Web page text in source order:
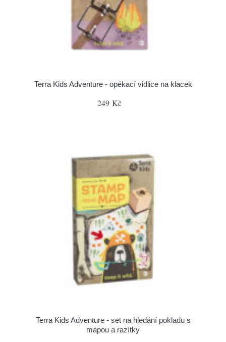
Terra Kids Adventure - opékací vidlice na klacek
249 Kč
Terra Kids Adventure - set na hledání pokladu s
mapou a razítky